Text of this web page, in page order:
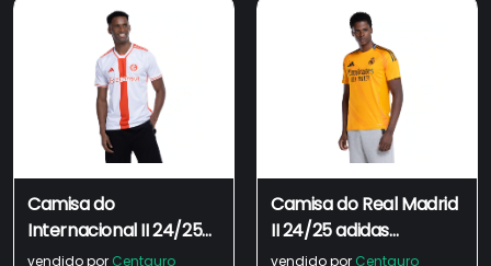
Camisa do
Internacional II 24/25
adidas Masculina
vendido por Centauro
Camisa do Real Madrid
II 24/25 adidas
Masculina Torcedor
vendido por Centauro